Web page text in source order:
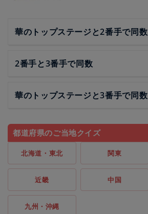
華のトップステージと2番手で同数
2番手と3番手で同数
華のトップステージと3番手で同数
都道府県のご当地クイズ
北海道・東北 関東
近畿 中国
九州・沖縄